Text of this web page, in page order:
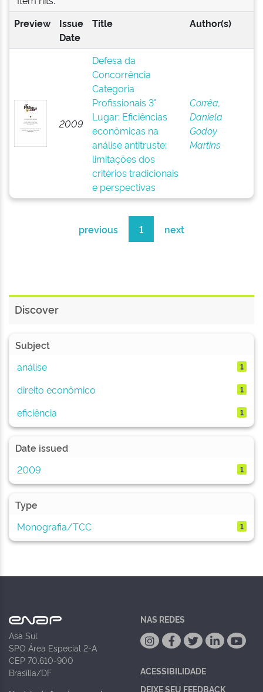
Preview
Issue
Date
Title Author(s)
2009
Defesa da
Concorrência
Categoria
Profissionais 3°
Lugar: Eficiências
econômicas na
análise antitruste:
limitações dos
critérios tradicionais
e perspectivas
Corrêa,
Daniela
Godoy
Martins
previous 1 next
Discover
Subject
análise
1
direito econômico 1
eficiência 1
Date issued
2009
1
Type
Monografia/TCC
1
Asa Sul
SPO Área Especial 2-A
CEP 70.610-900
Brasília/DF
NAS REDES
ACESSIBILIDADE
DEIXE SEU FEEDBACK